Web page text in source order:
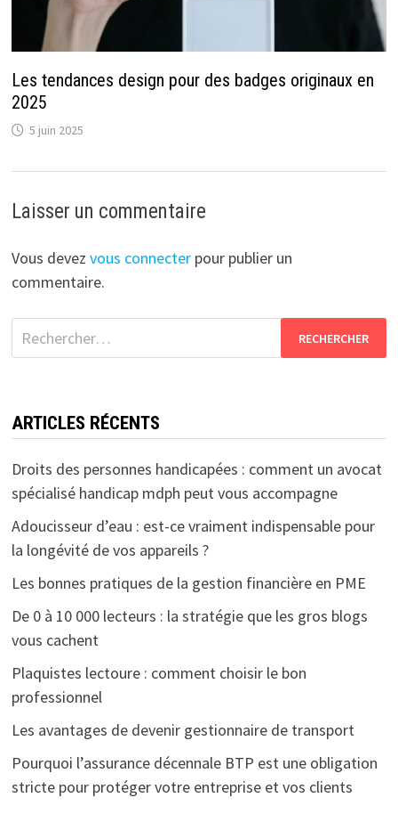
Les tendances design pour des badges originaux en
2025
5 juin 2025
Laisser un commentaire
Vous devez vous connecterpour publier un
commentaire.
Rechercher :
ARTICLES RÉCENTS
Droits des personnes handicapées : comment un avocat
spécialisé handicap mdph peut vous accompagne
Adoucisseur d’eau : est-ce vraiment indispensable pour
la longévité de vos appareils ?
Les bonnes pratiques de la gestion financière en PME
De 0 à 10 000 lecteurs : la stratégie que les gros blogs
vous cachent
Plaquistes lectoure : comment choisir le bon
professionnel
Les avantages de devenir gestionnaire de transport
Pourquoi l’assurance décennale BTP est une obligation
stricte pour protéger votre entreprise et vos clients